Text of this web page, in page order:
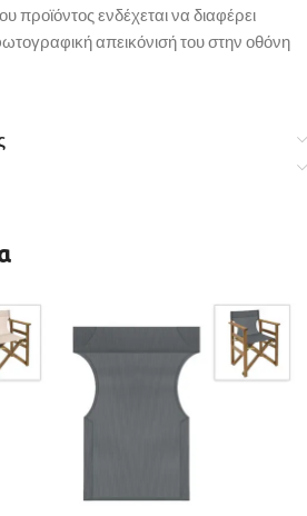
ενδέχεται να διαφέρει
απεικόνισή του στην οθόνη